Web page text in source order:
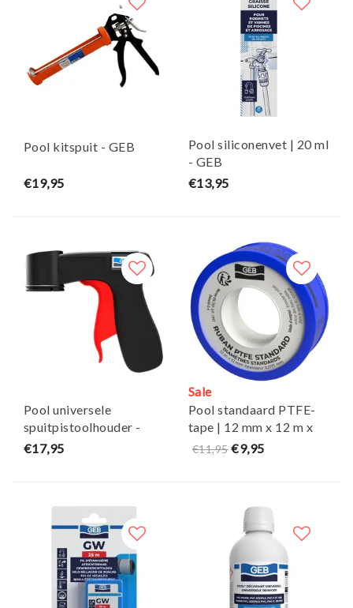
Pool kitspuit - GEB
€19,95
Pool siliconenvet | 20 ml
- GEB
€13,95
Pool universele
spuitpistoolhouder -
GEB
€17,95
Sale
Pool standaard PTFE-
tape | 12 mm x 12 m x
0,075 mm - GEB
€11,95 €9,95